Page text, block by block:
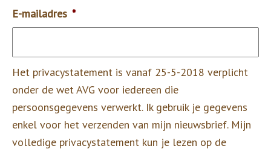
E-mailadres *
Het privacystatement is vanaf 25-5-2018 verplicht
onder de wet AVG voor iedereen die
persoonsgegevens verwerkt. Ik gebruik je gegevens
enkel voor het verzenden van mijn nieuwsbrief. Mijn
volledige privacystatement kun je lezen op de